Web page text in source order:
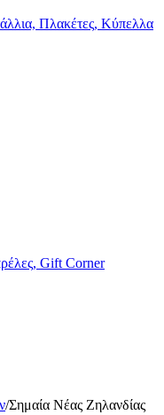
Πλακέτες, Κύπελλα
Gift Corner
/Σημαία Νέας Ζηλανδίας